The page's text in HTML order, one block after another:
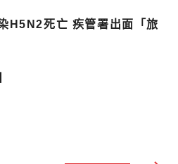
H5N2死亡 疾管署出面「旅